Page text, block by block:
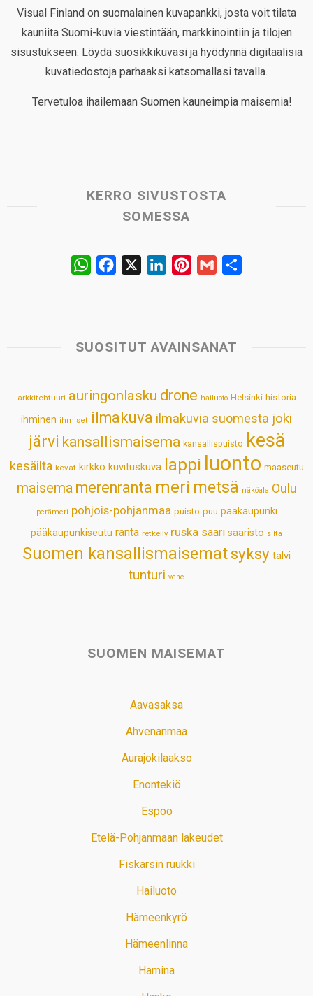
Visual Finland on suomalainen kuvapankki, josta voit tilata
kauniita Suomi-kuvia viestintään, markkinointiin ja tilojen
sisustukseen. Löydä suosikkikuvasi ja hyödynnä digitaalisia
kuvatiedostoja parhaaksi katsomallasi tavalla.
Tervetuloa ihailemaan Suomen kauneimpia maisemia!
KERRO SIVUSTOSTA
SOMESSA
W
s
p
b
k
e
n
e
s
t
l
SUOSITUT AVAINSANAT
arkkitehtuuri auringonlasku drone hailuoto Helsinki historia
ihminen ihmiset ilmakuva ilmakuvia suomesta joki
järvi kansallismaisema kansallispuisto kesä
kesäilta kevät kirkko kuvituskuva lappi luonto maaseutu
maisema merenranta meri metsä näköala Oulu
perämeri pohjois-pohjanmaa puisto puu pääkaupunki
pääkaupunkiseutu ranta retkeily ruska saari saaristo silta
Suomen kansallismaisematsyksy talvi
tunturi vene
SUOMEN MAISEMAT
Aavasaksa
Ahvenanmaa
Aurajokilaakso
Enontekiö
Espoo
Etelä-Pohjanmaan lakeudet
Fiskarsin ruukki
Hailuoto
Hämeenkyrö
Hämeenlinna
Hamina